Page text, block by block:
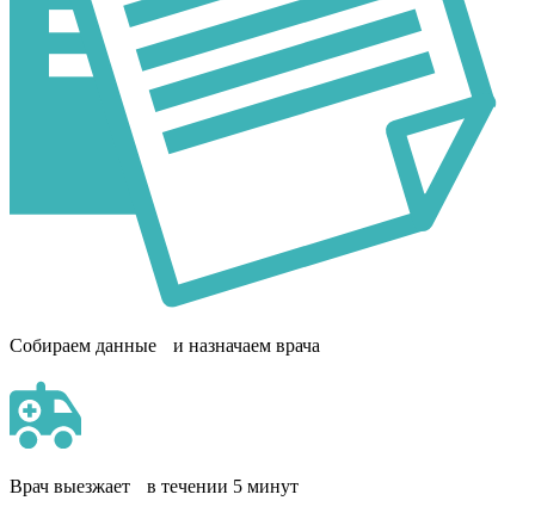
Собираем данные и назначаем врача
Врач выезжает в течении 5 минут